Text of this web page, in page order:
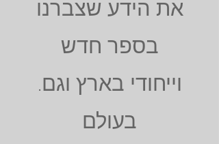
את הידע שצברנו
בספר חדש
.וייחודי בארץ וגם
בעולם